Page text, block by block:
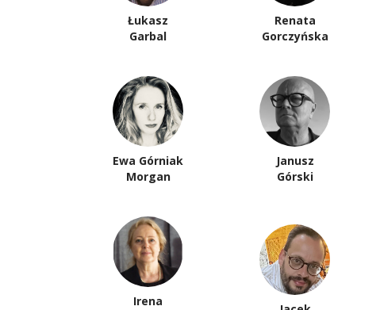
Łukasz
Garbal
Renata
Gorczyńska
Ewa Górniak
Morgan
Janusz
Górski
Irena